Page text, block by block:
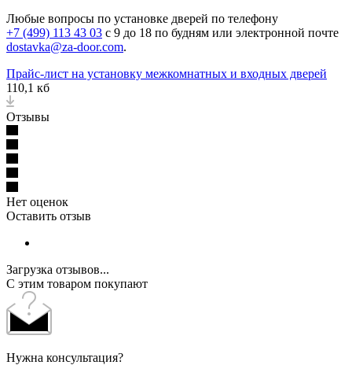
Любые вопросы по установке дверей по телефону
+7 (499) 113 43 03 с 9 до 18 по будням или электронной почте
dostavka@za-door.com.
Прайс-лист на установку межкомнатных и входных дверей
110,1 кб
Отзывы
Нет оценок
Оставить отзыв
Загрузка отзывов...
С этим товаром покупают
Нужна консультация?